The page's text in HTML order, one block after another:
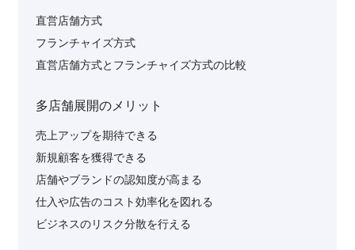
直営店舗方式
フランチャイズ方式
直営店舗方式とフランチャイズ方式の比較
多店舗展開のメリット
売上アップを期待できる
新規顧客を獲得できる
店舗やブランドの認知度が高まる
仕入や広告のコスト効率化を図れる
ビジネスのリスク分散を行える